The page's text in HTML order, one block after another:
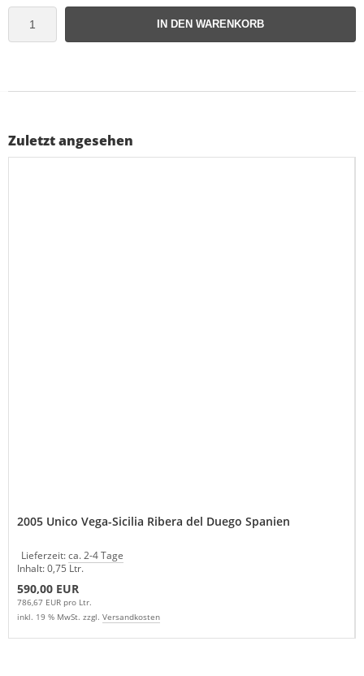
IN DEN WARENKORB
Zuletzt angesehen
2005 Unico Vega-Sicilia Ribera del Duego Spanien
Lieferzeit:ca. 2-4 Tage
Inhalt: 0,75 Ltr.
590,00 EUR
786,67 EUR pro Ltr.
inkl. 19 % MwSt. zzgl. Versandkosten